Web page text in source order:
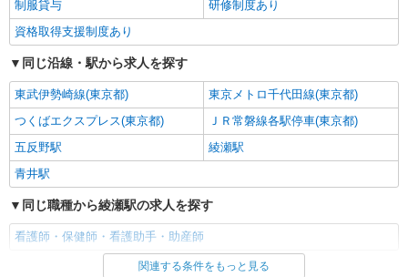
制服貸与
研修制度あり
資格取得支援制度あり
同じ沿線・駅から求人を探す
東武伊勢崎線(東京都)
東京メトロ千代田線(東京都)
つくばエクスプレス(東京都)
ＪＲ常磐線各駅停車(東京都)
五反野駅
綾瀬駅
青井駅
同じ職種から綾瀬駅の求人を探す
看護師・保健師・看護助手・助産師
同じ雇用形態から綾瀬駅の求人を探す
関連する条件をもっと見る